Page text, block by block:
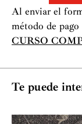
Al enviar el
método de pago
CURSO
Te puede